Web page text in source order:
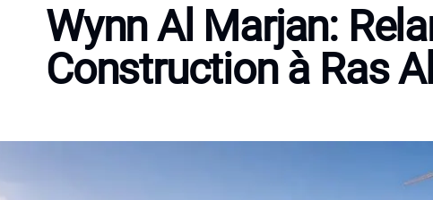
Wynn Al Marjan:
Construction à Ras